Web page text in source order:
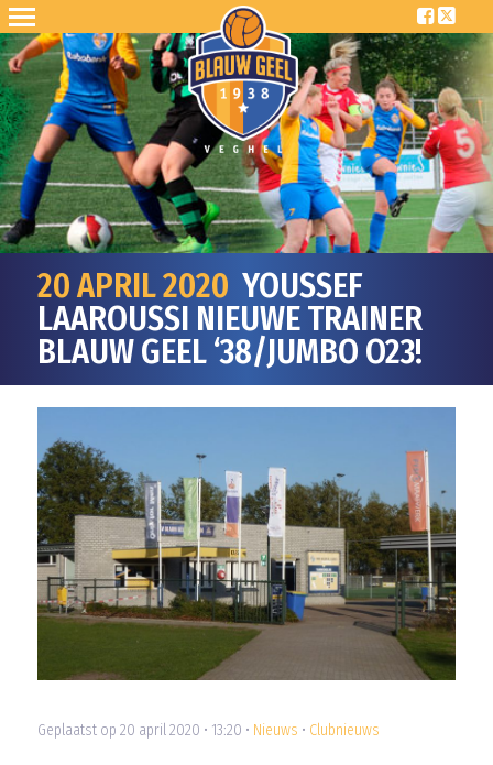
20 APRIL 2020 YOUSSEF
LAAROUSSI NIEUWE TRAINER
BLAUW GEEL ‘38/JUMBO O23!
Geplaatst op 20 april 2020 • 13:20 • Nieuws • Clubnieuws